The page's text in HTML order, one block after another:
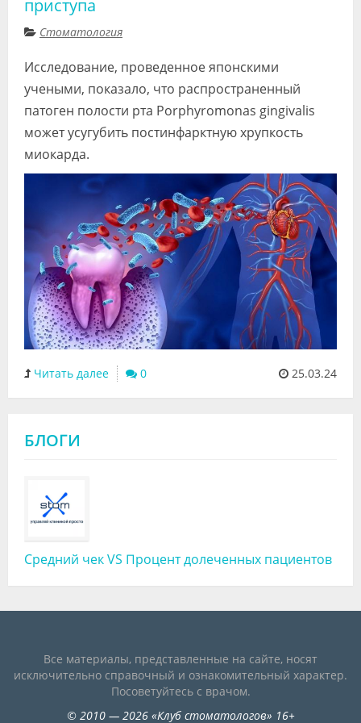
Видео
Специалисты
Галерея
Лаборатории
приступа
Стоматология
Исследование, проведенное японскими
учеными, показало, что распространенный
патоген полости рта Porphyromonas gingivalis
может усугубить постинфарктную хрупкость
миокарда.
Читать далее 0 25.03.24
БЛОГИ
Средний чек VS Процент долеченных пациентов
Все материалы, представленные на сайте, носят
исключительно справочный и ознакомительный характер.
Посоветуйтесь с врачом.
© 2010— 2026«Клуб стоматологов» 16+